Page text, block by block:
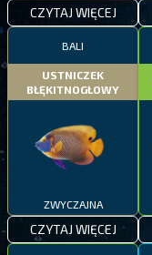
CZYTAJ WIĘCEJ
BALI
USTNICZEK
BŁĘKITNOGŁOWY
ZWYCZAJNA
CZYTAJ WIĘCEJ